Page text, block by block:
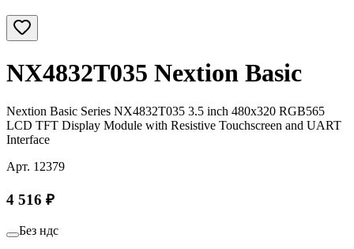
NX4832T035 Nextion Basic
Nextion Basic Series NX4832T035 3.5 inch 480х320 RGB565
LCD TFT Display Module with Resistive Touchscreen and UART
Interface
Арт. 12379
4 516 ₽
Без ндс